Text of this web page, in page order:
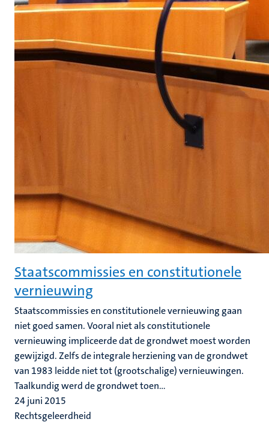
Staatscommissies en constitutionele
vernieuwing
Staatscommissies en constitutionele vernieuwing gaan
niet goed samen. Vooral niet als constitutionele
vernieuwing impliceerde dat de grondwet moest worden
gewijzigd. Zelfs de integrale herziening van de grondwet
van 1983 leidde niet tot (grootschalige) vernieuwingen.
Taalkundig werd de grondwet toen...
24 juni 2015
Rechtsgeleerdheid